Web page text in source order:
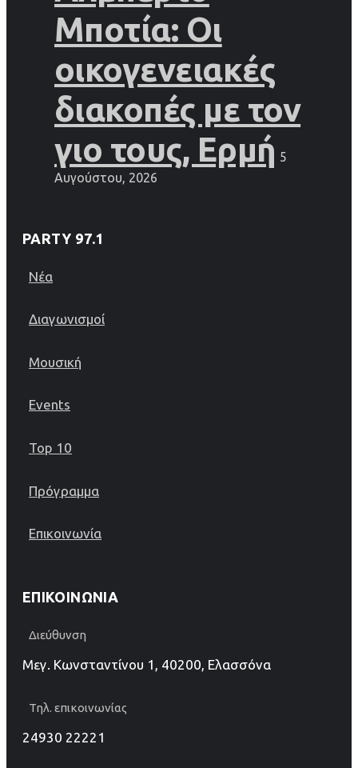
Μποτία: Οι
οικογενειακές
διακοπές με τον
γιο τους, Ερμή 5
Αυγούστου, 2026
PARTY 97.1
Νέα
Διαγωνισμοί
Μουσική
Events
Top 10
Πρόγραμμα
Επικοινωνία
ΕΠΙΚΟΙΝΩΝΊΑ
Διεύθυνση
Μεγ. Κωνσταντίνου 1, 40200, Ελασσόνα
Τηλ. επικοινωνίας
24930 22221